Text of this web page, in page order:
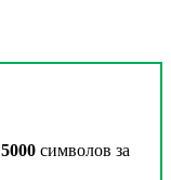
5000 символов за